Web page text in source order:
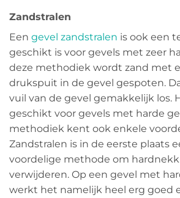
Zandstralen
Een gevel zandstralen is ook een
geschikt is voor gevels met zeer
deze methodiek wordt zand met
drukspuit in de gevel gespoten.
vuil van de gevel gemakkelijk los.
geschikt voor gevels met harde
methodiek kent ook enkele
Zandstralen is in de eerste plaats
voordelige methode om
verwijderen. Op een gevel met
werkt het namelijk heel erg goed